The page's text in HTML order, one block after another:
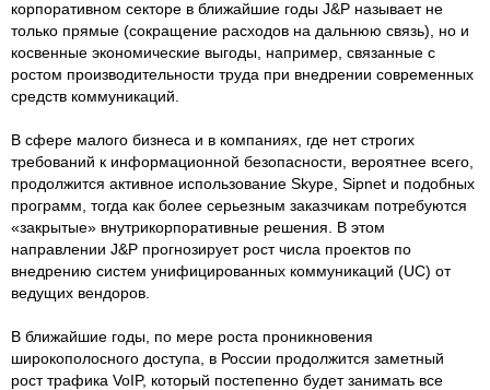
корпоративном секторе в ближайшие годы J&P называет не
только прямые (сокращение расходов на дальнюю связь), но и
косвенные экономические выгоды, например, связанные с
ростом производительности труда при внедрении современных
средств коммуникаций.
В сфере малого бизнеса и в компаниях, где нет строгих
требований к информационной безопасности, вероятнее всего,
продолжится активное использование Skype, Sipnet и подобных
программ, тогда как более серьезным заказчикам потребуются
«закрытые» внутрикорпоративные решения. В этом
направлении J&P прогнозирует рост числа проектов по
внедрению систем унифицированных коммуникаций (UC) от
ведущих вендоров.
В ближайшие годы, по мере роста проникновения
широкополосного доступа, в России продолжится заметный
рост трафика VoIP, который постепенно будет занимать все